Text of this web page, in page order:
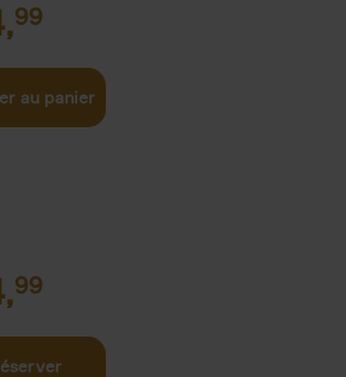
99
au panier
99